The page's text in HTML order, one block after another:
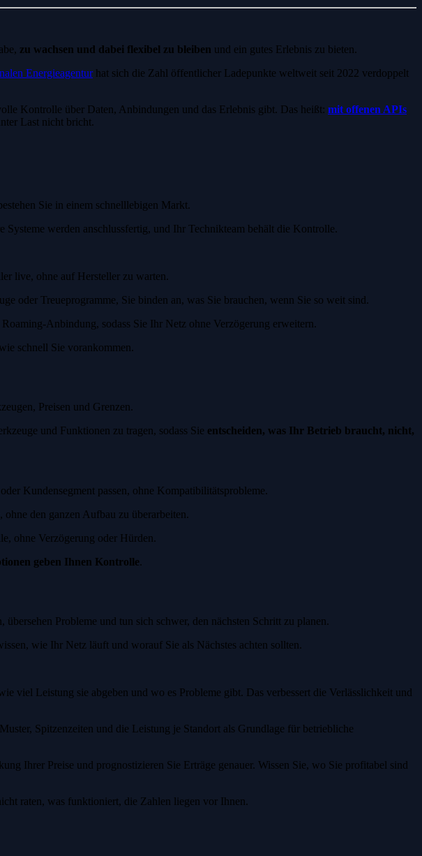
zu wachsen und dabei flexibel zu bleiben und ein gutes Erlebnis zu bieten.
Energieagenturhat sich die Zahl öffentlicher Ladepunkte weltweit seit 2022 verdoppelt
Kontrolle über Daten, Anbindungen und das Erlebnis gibt. Das heißt: mit offenen APIs
Last nicht bricht.
Sie in einem schnelllebigen Markt.
werden anschlussfertig, und Ihr Technikteam behält die Kontrolle.
live, ohne auf Hersteller zu warten.
oder Treueprogramme, Sie binden an, was Sie brauchen, wenn Sie so weit sind.
Anbindung, sodass Sie Ihr Netz ohne Verzögerung erweitern.
schnell Sie vorankommen.
Preisen und Grenzen.
und Funktionen zu tragen, sodass Sie entscheiden, was Ihr Betrieb braucht, nicht,
Kundensegment passen, ohne Kompatibilitätsprobleme.
den ganzen Aufbau zu überarbeiten.
ohne Verzögerung oder Hürden.
geben Ihnen Kontrolle.
Probleme und tun sich schwer, den nächsten Schritt zu planen.
wie Ihr Netz läuft und worauf Sie als Nächstes achten sollten.
viel Leistung sie abgeben und wo es Probleme gibt. Das verbessert die Verlässlichkeit und
Spitzenzeiten und die Leistung je Standort als Grundlage für betriebliche
Ihrer Preise und prognostizieren Sie Erträge genauer. Wissen Sie, wo Sie profitabel sind
raten, was funktioniert, die Zahlen liegen vor Ihnen.